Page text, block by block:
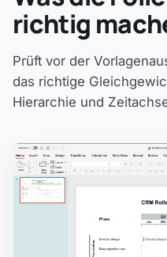
richtig
Prüft vor der
das richtige
Hierarchie und